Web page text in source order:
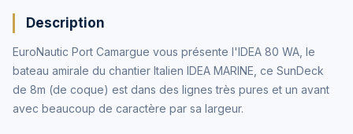
Description
EuroNautic Port Camargue vous présente l'IDEA 80 WA, le
bateau amirale du chantier Italien IDEA MARINE, ce SunDeck
de 8m (de coque) est dans des lignes très pures et un avant
avec beaucoup de caractère par sa largeur.